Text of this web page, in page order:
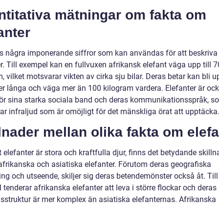
mätningar om fakta om
några imponerande siffror som kan användas för att beskriva
Till exempel kan en fullvuxen afrikansk elefant väga upp till
vilket motsvarar vikten av cirka sju bilar. Deras betar kan bli
långa och väga mer än 100 kilogram vardera. Elefanter är
sina starka sociala band och deras kommunikationsspråk,
infraljud som är omöjligt för det mänskliga örat att upptäcka.
mellan olika fakta om
elefanter är stora och kraftfulla djur, finns det betydande
och asiatiska elefanter. Förutom deras geografiska
och utseende, skiljer sig deras betendemönster också åt. Till
tenderar afrikanska elefanter att leva i större flockar och deras
är mer komplex än asiatiska elefanternas. Afrikanska